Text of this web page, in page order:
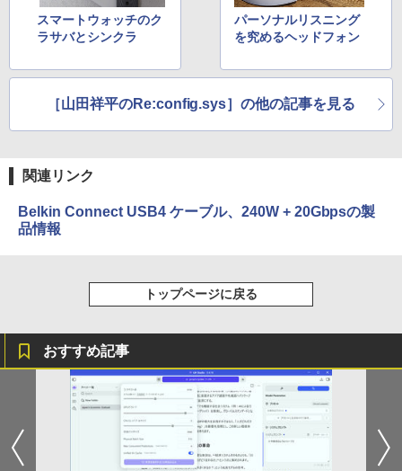
スマートウォッチのク
ラサバとシンクラ
パーソナルリスニング
を究めるヘッドフォン
［山田祥平のRe:config.sys］の他の記事を見る
関連リンク
Belkin Connect USB4 ケーブル、240W + 20Gbpsの製
品情報
トップページに戻る
おすすめ記事